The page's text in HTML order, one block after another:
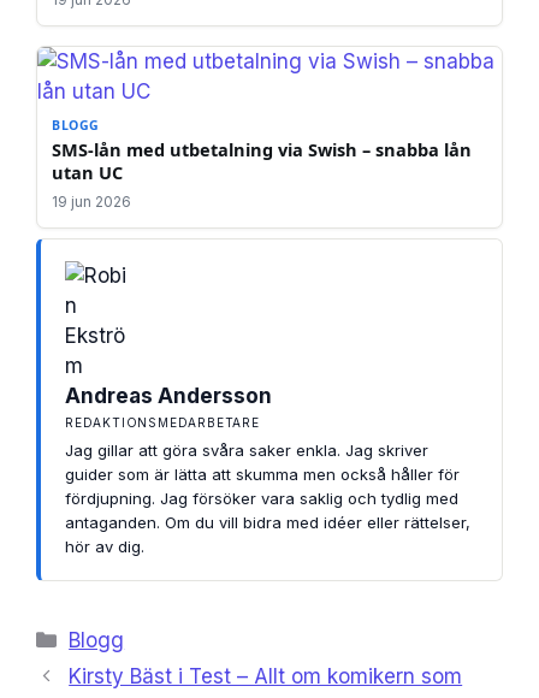
BLOGG
SMS-lån med utbetalning via Swish – snabba lån
utan UC
19 jun 2026
Andreas Andersson
REDAKTIONSMEDARBETARE
Jag gillar att göra svåra saker enkla. Jag skriver
guider som är lätta att skumma men också håller för
fördjupning. Jag försöker vara saklig och tydlig med
antaganden. Om du vill bidra med idéer eller rättelser,
hör av dig.
Kategorier
Blogg
Kirsty Bäst i Test – Allt om komikern som